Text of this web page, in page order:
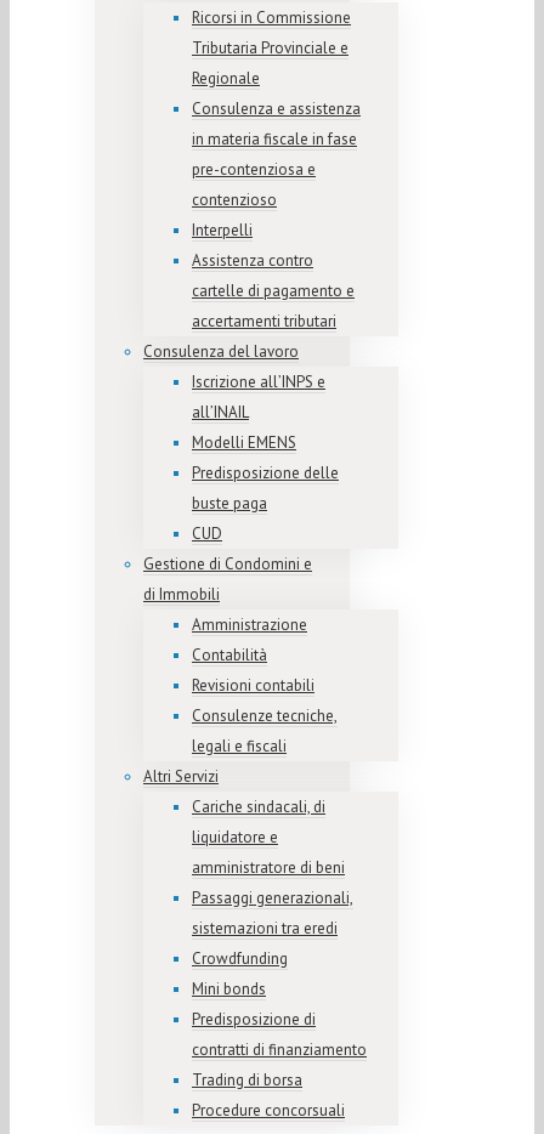
Ricorsi in Commissione
Tributaria Provinciale e
Regionale
Consulenza e assistenza
in materia fiscale in fase
pre-contenziosa e
contenzioso
Interpelli
Assistenza contro
cartelle di pagamento e
accertamenti tributari
Consulenza del lavoro
Iscrizione all’INPS e
all’INAIL
Modelli EMENS
Predisposizione delle
buste paga
CUD
Gestione di Condomini e
di Immobili
Amministrazione
Contabilità
Revisioni contabili
Consulenze tecniche,
legali e fiscali
Altri Servizi
Cariche sindacali, di
liquidatore e
amministratore di beni
Passaggi generazionali,
sistemazioni tra eredi
Crowdfunding
Mini bonds
Predisposizione di
contratti di finanziamento
Trading di borsa
Procedure concorsuali